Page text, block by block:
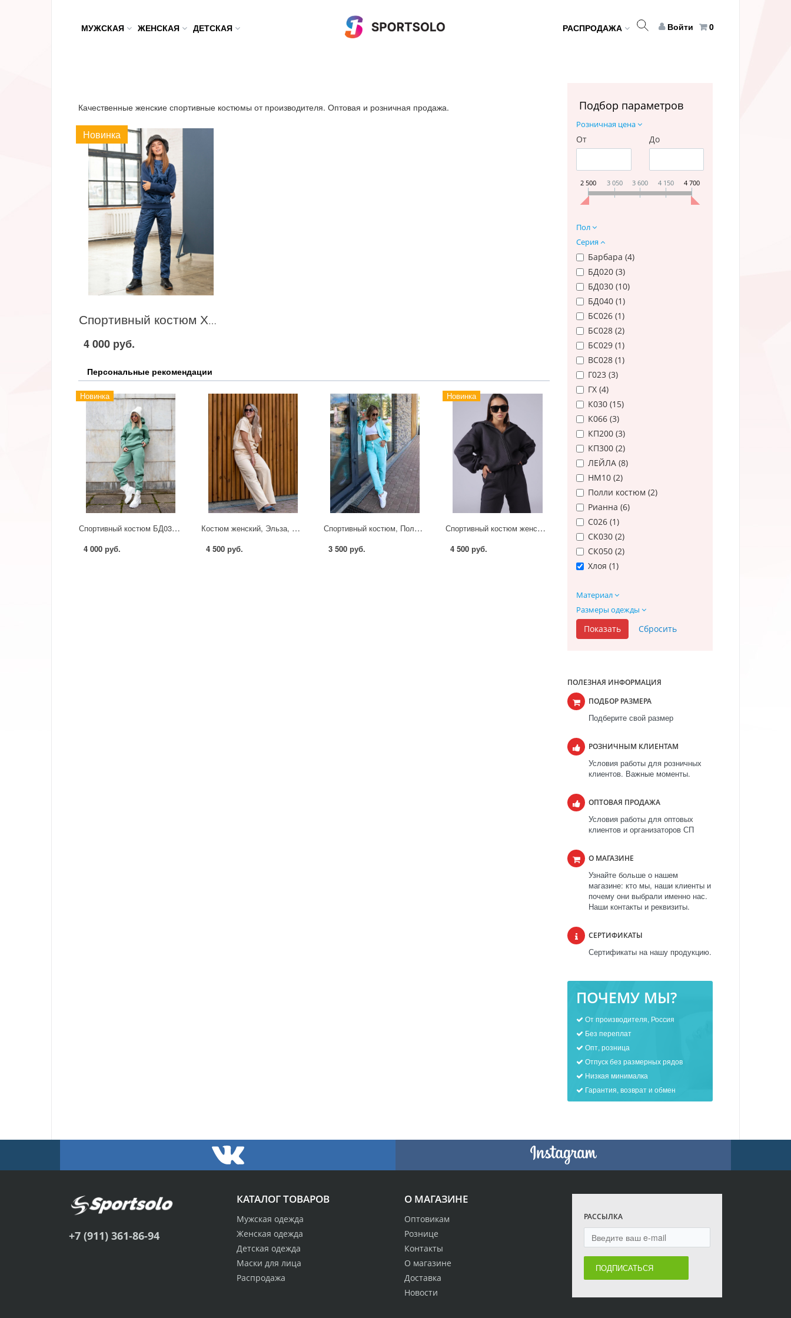
МУЖСКАЯ ЖЕНСКАЯ ДЕТСКАЯ РАСПРОДАЖА Войти 0
Подбор параметров
Розничная цена
От До
2 500 3 050 3 600 4 150 4 700
Пол
Серия
Барбара (4)
БД020 (3)
БД030 (10)
БД040 (1)
БС026 (1)
БС028 (2)
БС029 (1)
ВС028 (1)
Г023 (3)
ГХ (4)
К030 (15)
К066 (3)
КП200 (3)
КП300 (2)
ЛЕЙЛА (8)
НМ10 (2)
Полли костюм (2)
Рианна (6)
С026 (1)
СК030 (2)
СК050 (2)
Хлоя (1)
Материал
Размеры одежды
ПОЛЕЗНАЯ ИНФОРМАЦИЯ
ПОДБОР РАЗМЕРА
Подберите свой размер
РОЗНИЧНЫМ КЛИЕНТАМ
Условия работы для розничных
клиентов. Важные моменты.
ОПТОВАЯ ПРОДАЖА
Условия работы для оптовых
клиентов и организаторов СП
О МАГАЗИНЕ
Узнайте больше о нашем
магазине: кто мы, наши клиенты и
почему они выбрали именно нас.
Наши контакты и реквизиты.
СЕРТИФИКАТЫ
Сертификаты на нашу продукцию.
ПОЧЕМУ МЫ?
От производителя, Россия
Без переплат
Опт, розница
Отпуск без размерных рядов
Низкая минималка
Гарантия, возврат и обмен
Качественные женские спортивные костюмы от производителя. Оптовая и розничная продажа.
Новинка
Спортивный костюм Хлоя, индиго
4 000 руб.
Персональные рекомендации
Новинка
Спортивный костюм БД030 Олива
4 000 руб.
Костюм женский, Эльза, БС028 Слоновая-кость
4 500 руб.
Спортивный костюм, Полли, Мятный
3 500 руб.
Новинка
Спортивный костюм женский К030 Графит
4 500 руб.
О МАГАЗИНЕ
Оптовикам
Рознице
Контакты
О магазине
Доставка
Новости
КАТАЛОГ ТОВАРОВ
Мужская одежда
Женская одежда
Детская одежда
Маски для лица
Распродажа
РАССЫЛКА
ПОДПИСАТЬСЯ
+7 (911) 361-86-94